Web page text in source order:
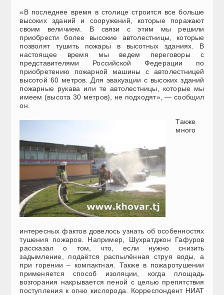
«В последнее время в столице строится все больше
высоких зданий и сооружений, которые поражают
своим величием. В связи с этим мы решили
приобрести более высокие автолестницы, которые
позволят тушить пожары в высотных зданиях. В
настоящее время мы ведем переговоры с
представителями Российской Федерации по
приобретению пожарной машины с автолестницей
высотой 60 метров. Для эвакуации с высоких зданий
пожарные рукава или те автолестницы, которые мы
имеем (высота 30 метров), не подходят», — сообщил
он.
Также
много
интересных фактов довелось узнать об особенностях
тушения пожаров. Например, Шухратджон Гафуров
рассказал о том, что, если нужно снизить
задымление, подаётся распылённая струя воды, а
при горении – компактная. Также в пожаротушении
применяется способ изоляции, когда площадь
возгорания накрывается пеной с целью препятствия
поступления к огню кислорода. Корреспондент НИАТ